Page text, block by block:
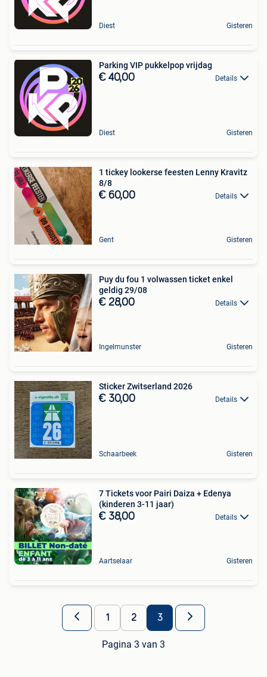
Diest Gisteren
Parking VIP pukkelpop vrijdag
€ 40,00 Details
Diest Gisteren
1 tickey lookerse feesten Lenny Kravitz
8/8
€ 60,00 Details
Gent Gisteren
Puy du fou 1 volwassen ticket enkel
geldig 29/08
€ 28,00 Details
Ingelmunster Gisteren
Sticker Zwitserland 2026
€ 30,00 Details
Schaarbeek Gisteren
7 Tickets voor Pairi Daiza + Edenya
(kinderen 3-11 jaar)
€ 38,00 Details
Aartselaar Gisteren
1 2 3
Pagina 3 van 3